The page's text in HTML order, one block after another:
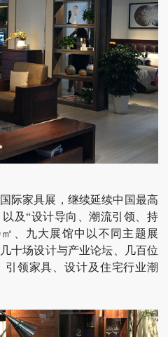
际家具展，继续延续中国最高
及“设计导向、潮流引领、持
、九大展馆中以不同主题展
十场设计与产业论坛、几百位
领家具、设计及住宅行业潮